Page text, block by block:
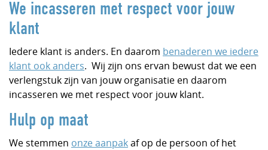
We incasseren met respect voor jouw
klant
Iedere klant is anders. En daarom benaderen we iedere
klant ook anders. Wij zijn ons ervan bewust dat we een
verlengstuk zijn van jouw organisatie en daarom
incasseren we met respect voor jouw klant.
Hulp op maat
We stemmen onze aanpakaf op de persoon of het